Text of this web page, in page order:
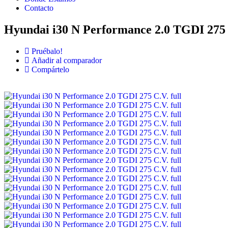
Contacto
Hyundai i30 N Performance 2.0 TGDI 275
Pruébalo!
Añadir al comparador
Compártelo